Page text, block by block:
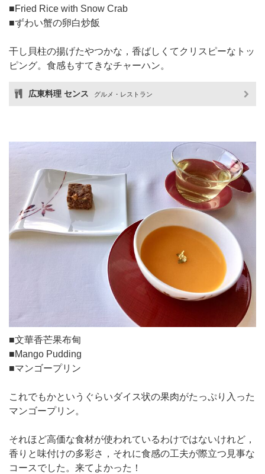
■Fried Rice with Snow Crab
■ずわい蟹の卵白炒飯
干し貝柱の揚げたやつかな，香ばしくてクリスピーなトッ
ピング。食感もすてきなチャーハン。
広東料理 センス グルメ・レストラン
■文華香芒果布甸
■Mango Pudding
■マンゴープリン
これでもかというぐらいダイス状の果肉がたっぷり入った
マンゴープリン。
それほど高価な食材が使われているわけではないけれど，
香りと味付けの多彩さ，それに食感の工夫が際立つ見事な
コースでした。来てよかった！